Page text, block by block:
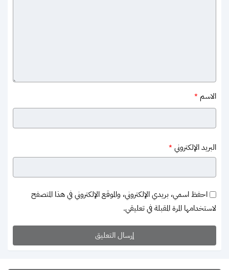
الاسم *
البريد الإلكتروني *
احفظ اسمي، بريدي الإلكتروني، والموقع الإلكتروني في هذا المتصفح
لاستخدامها المرة المقبلة في تعليقي.